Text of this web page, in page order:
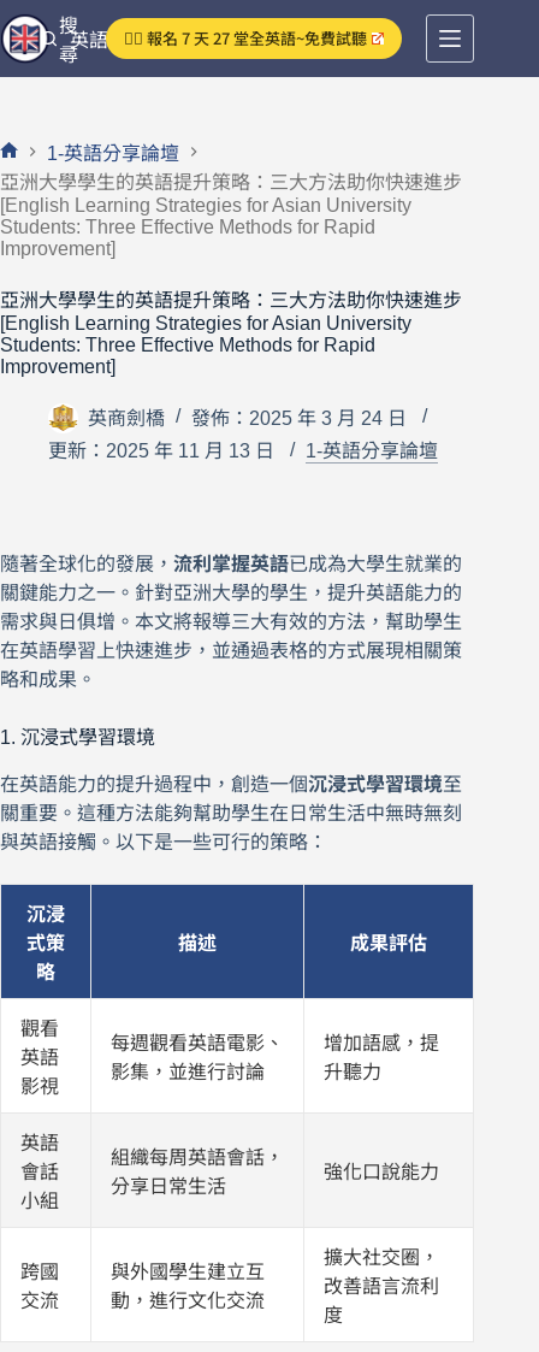
跳
至
主
容
英語分享論壇
搜
尋
👉🏻 報名 7 天 27 堂全英語~免費試聽
首
頁
1-英語分享論壇
亞洲大學學生的英語提升策略：三大方法助你快速進步
[English Learning Strategies for Asian University
Students: Three Effective Methods for Rapid
Improvement]
亞洲大學學生的英語提升策略：三大方法助你快速進步
[English Learning Strategies for Asian University
Students: Three Effective Methods for Rapid
Improvement]
英商劍橋
發佈：2025 年 3 月 24 日
更新：2025 年 11 月 13 日
1-英語分享論壇
隨著全球化的發展， 流利掌握英語已成為大學生就業的
關鍵能力之一。針對亞洲大學的學生，提升英語能力的
需求與日俱增。本文將報導三大有效的方法，幫助學生
在英語學習上快速進步，並通過表格的方式展現相關策
略和成果。
1. 沉浸式學習環境
在英語能力的提升過程中，創造一個沉浸式學習環境至
關重要。這種方法能夠幫助學生在日常生活中無時無刻
與英語接觸。以下是一些可行的策略：
沉浸
式策
略
描述 成果評估
觀看
英語
影視
每週觀看英語電影、
影集，並進行討論
增加語感，提
升聽力
英語
會話
小組
組織每周英語會話，
分享日常生活
強化口說能力
跨國
交流
與外國學生建立互
動，進行文化交流
擴大社交圈，
改善語言流利
度